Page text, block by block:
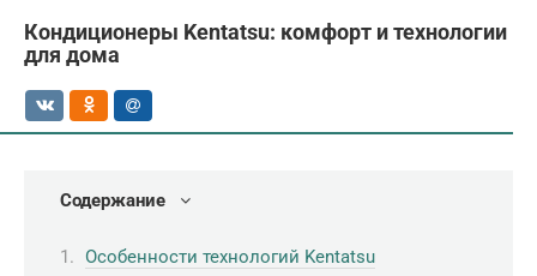
Кондиционеры Kentatsu: комфорт и технологии
для дома
Содержание
Особенности технологий Kentatsu